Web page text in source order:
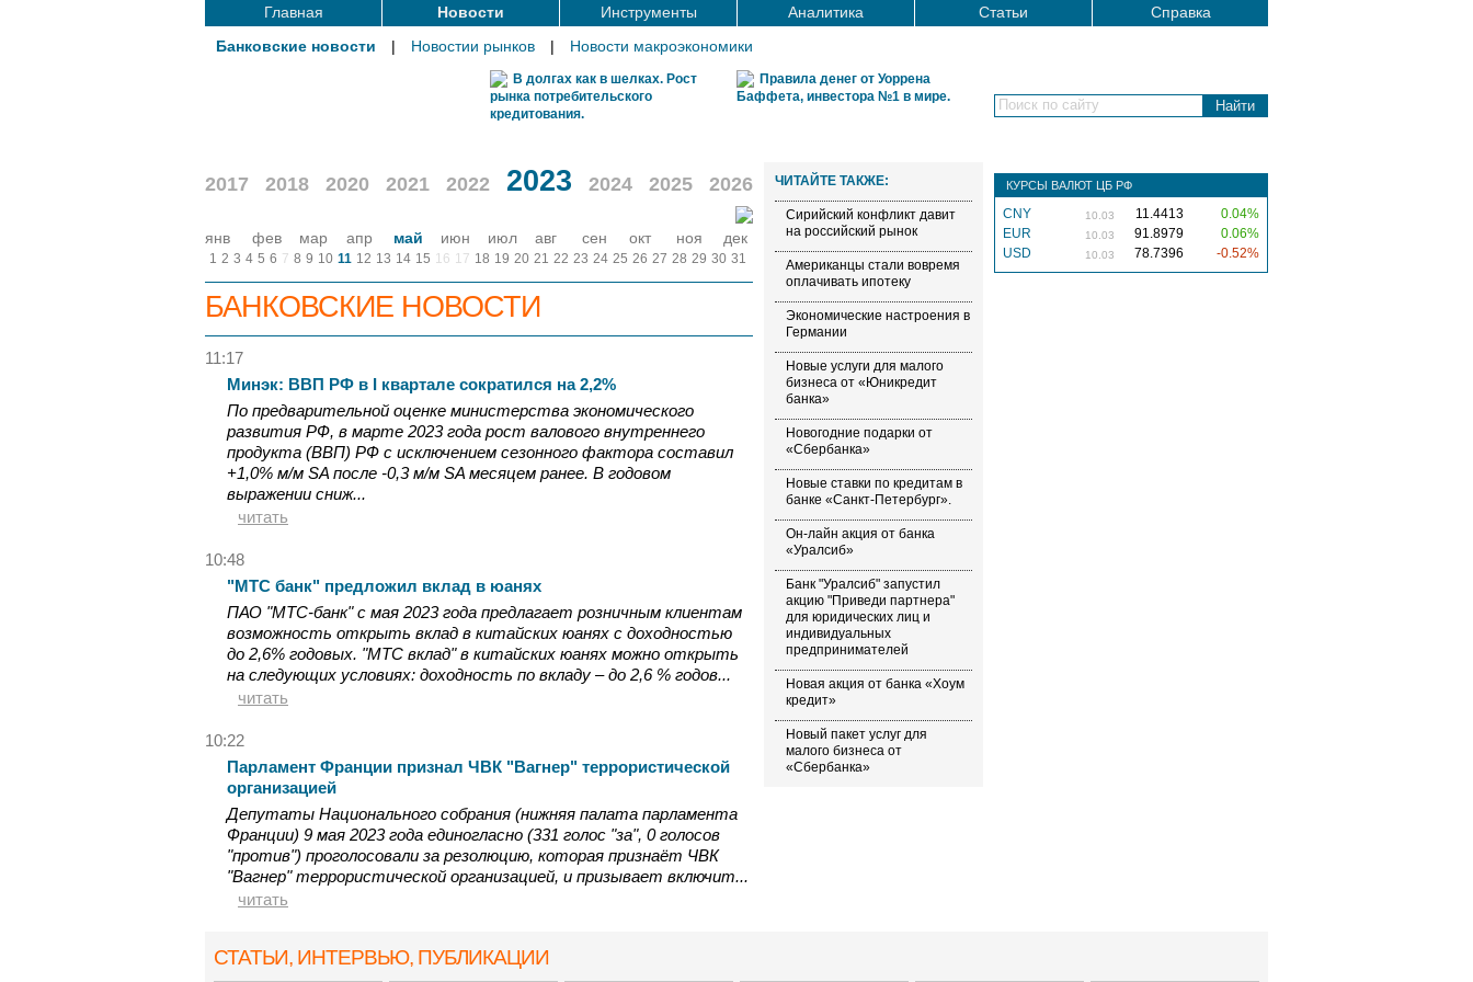
Главная Новости Инструменты Аналитика Статьи
Справка
Банковские новости
| Новостии рынков | Новости макроэкономики
Поиск по сайту
В долгах как в шелках. Рост
рынка потребительского
кредитования.
Правила денег от Уоррена
Баффета, инвестора №1 в мире.
2017 2018 2020 2021 2022 2023 2024 2025 2026
янв фев мар апр май июн июл авг сен окт ноя дек
1 2 3 4 5 6 7 8 9 10 11 12 13 14 15 16 17 18 19 20 21 22 23 24 25 26 27 28 29 30 31
БАНКОВСКИЕ НОВОСТИ
11:17
Минэк: ВВП РФ в I квартале сократился на 2,2%
По предварительной оценке министерства экономического
развития РФ, в марте 2023 года рост валового внутреннего
продукта (ВВП) РФ с исключением сезонного фактора составил
+1,0% м/м SA после -0,3 м/м SA месяцем ранее. В годовом
выражении сниж...
читать
10:48
"МТС банк" предложил вклад в юанях
ПАО "МТС-банк" с мая 2023 года предлагает розничным клиентам
возможность открыть вклад в китайских юанях с доходностью
до 2,6% годовых. "МТС вклад" в китайских юанях можно открыть
на следующих условиях: доходность по вкладу – до 2,6 % годов...
читать
10:22
Парламент Франции признал ЧВК "Вагнер" террористической
организацией
Депутаты Национального собрания (нижняя палата парламента
Франции) 9 мая 2023 года единогласно (331 голос "за", 0 голосов
"против") проголосовали за резолюцию, которая признаёт ЧВК
"Вагнер" террористической организацией, и призывает включит...
читать
ЧИТАЙТЕ ТАКЖЕ:
Сирийский конфликт давит
на российский рынок
Американцы стали вовремя
оплачивать ипотеку
Экономические настроения в
Германии
Новые услуги для малого
бизнеса от «Юникредит
банка»
Новогодние подарки от
«Сбербанка»
Новые ставки по кредитам в
банке «Санкт-Петербург».
Он-лайн акция от банка
«Уралсиб»
Банк "Уралсиб" запустил
акцию "Приведи партнера"
для юридических лиц и
индивидуальных
предпринимателей
Новая акция от банка «Хоум
кредит»
Новый пакет услуг для
малого бизнеса от
«Сбербанка»
КУРСЫ ВАЛЮТ ЦБ РФ
CNY 10.03 11.4413
0.04%
EUR
10.03 91.8979
0.06%
USD
10.03 78.7396 -0.52%
СТАТЬИ, ИНТЕРВЬЮ, ПУБЛИКАЦИИ